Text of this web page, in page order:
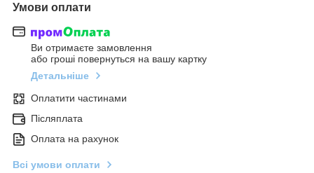
Умови оплати
Ви отримаєте замовлення
або гроші повернуться на вашу картку
Детальніше
Оплатити частинами
Післяплата
Оплата на рахунок
Всі умови оплати